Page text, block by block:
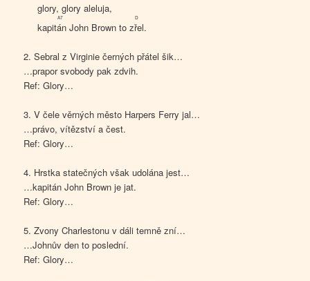
glory, glory aleluja,
kapitán
A7
John Brown tozřel
D
.
2. Sebral z Virginie černých přátel šik…
…prapor svobody pak zdvih.
Ref: Glory…
3. V čele věrných město Harpers Ferry jal…
…právo, vítězství a čest.
Ref: Glory…
4. Hrstka statečných však udolána jest…
…kapitán John Brown je jat.
Ref: Glory…
5. Zvony Charlestonu v dáli temně zní…
…Johnův den to poslední.
Ref: Glory…